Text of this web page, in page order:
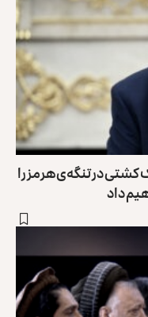
کشتی در تنگه‌ی هرمز را
داد